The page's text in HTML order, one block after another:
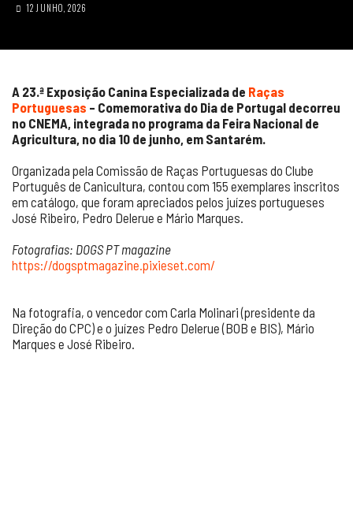
12 JUNHO, 2026
A 23.ª Exposição Canina Especializada de Raças
Portuguesas – Comemorativa do Dia de Portugal decorreu
no CNEMA, integrada no programa da Feira Nacional de
Agricultura, no dia 10 de junho, em Santarém.
Organizada pela Comissão de Raças Portuguesas do Clube
Português de Canicultura, contou com 155 exemplares inscritos
em catálogo, que foram apreciados pelos juízes portugueses
José Ribeiro, Pedro Delerue e Mário Marques.
Fotografias: DOGS PT magazine
https://dogsptmagazine.pixieset.com/
Na fotografia, o vencedor com Carla Molinari (presidente da
Direção do CPC) e o juízes Pedro Delerue (BOB e BIS), Mário
Marques e José Ribeiro.